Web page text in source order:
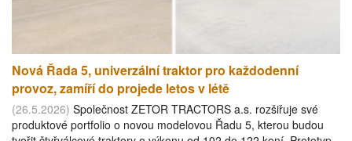
Nová Řada 5, univerzální traktor pro každodenní
provoz, zamíří do projede letos v létě
(26.5.2026) Společnost ZETOR TRACTORS a.s. rozšiřuje své
produktové portfolio o novou modelovou Řadu 5, kterou budou